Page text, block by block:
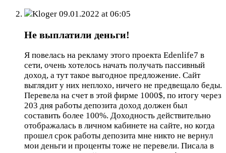
Kloger 09.01.2022 at 06:05
Не выплатили деньги!
Я повелась на рекламу этого проекта Edenlife7 в
сети, очень хотелось начать получать пассивный
доход, а тут такое выгодное предложение. Сайт
выглядит у них неплохо, ничего не предвещало беды.
Перевела на счет в этой фирме 1000$, по итогу через
203 дня работы депозита доход должен был
составить более 100%. Доходность действительно
отображалась в личном кабинете на сайте, но когда
прошел срок работы депозита мне никто не вернул
мои деньги и проценты тоже не перевели. Писала в